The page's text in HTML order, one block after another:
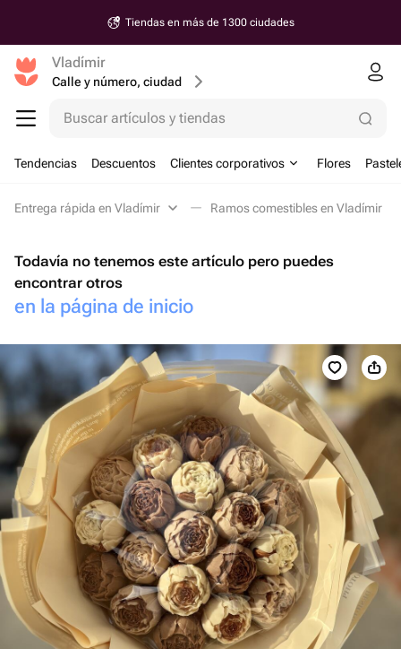
Entrega a partir de 30 minutos
Vladímir
Calle y número, ciudad
Buscar artículos y tiendas
Tendencias Descuentos Clientes corporativos Flores
Entrega rápida en Vladímir Ramos comestibles en Vladímir
Todavía no tenemos este artículo pero puedes
encontrar otros
en la página de inicio